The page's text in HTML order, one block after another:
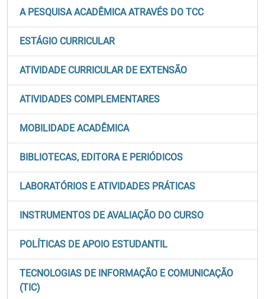
A PESQUISA ACADÊMICA ATRAVÉS DO TCC
ESTÁGIO CURRICULAR
ATIVIDADE CURRICULAR DE EXTENSÃO
ATIVIDADES COMPLEMENTARES
MOBILIDADE ACADÊMICA
BIBLIOTECAS, EDITORA E PERIÓDICOS
LABORATÓRIOS E ATIVIDADES PRÁTICAS
INSTRUMENTOS DE AVALIAÇÃO DO CURSO
POLÍTICAS DE APOIO ESTUDANTIL
TECNOLOGIAS DE INFORMAÇÃO E COMUNICAÇÃO
(TIC)